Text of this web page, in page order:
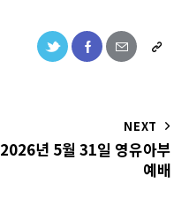
NEXT
2026년 5월 31일 영유아부
예배